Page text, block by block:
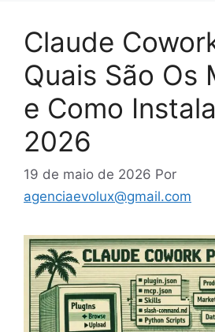
Claude
Quais São Os
e Como
2026
19 de maio de 2026 Por
agenciaevolux@gmail.com